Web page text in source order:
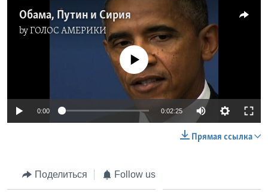
Языки
Обама, Путин и Сирия
byГОЛОС АМЕРИКИ
No media source currently available
0:00 0:02:25
Прямая ссылка
Поделиться Follow us